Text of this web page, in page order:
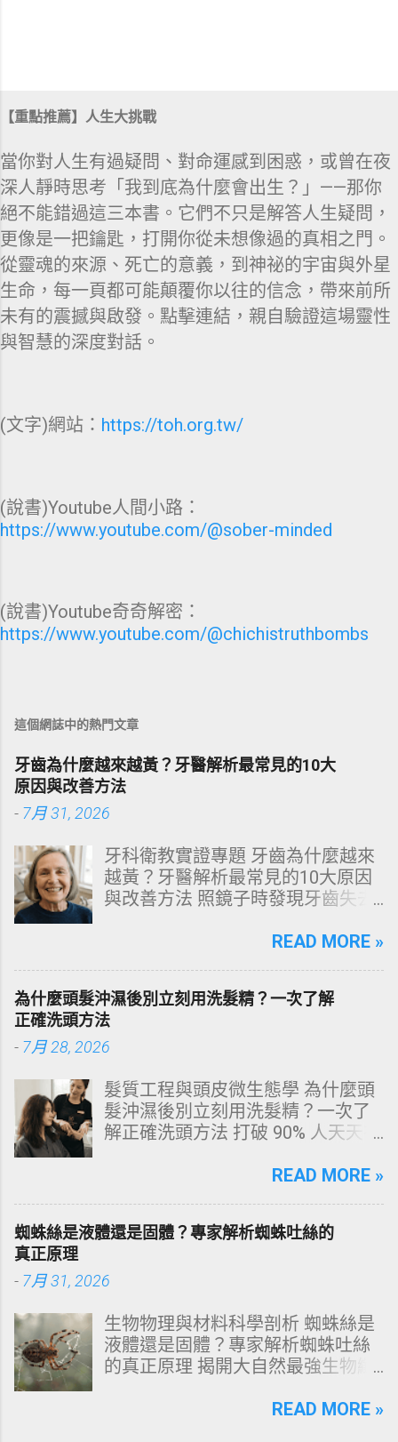
【重點推薦】人生大挑戰
當你對人生有過疑問、對命運感到困惑，或曾在夜
深人靜時思考「我到底為什麼會出生？」——那你
絕不能錯過這三本書。它們不只是解答人生疑問，
更像是一把鑰匙，打開你從未想像過的真相之門。
從靈魂的來源、死亡的意義，到神祕的宇宙與外星
生命，每一頁都可能顛覆你以往的信念，帶來前所
未有的震撼與啟發。點擊連結，親自驗證這場靈性
與智慧的深度對話。
(文字)網站： https://toh.org.tw/
(說書)Youtube人間小路：
https://www.youtube.com/@sober-minded
(說書)Youtube奇奇解密：
https://www.youtube.com/@chichistruthbombs
這個網誌中的熱門文章
牙齒為什麼越來越黃？牙醫解析最常見的10大
原因與改善方法
- 7月 31, 2026
牙科衛教實證專題 牙齒為什麼越來
越黃？牙醫解析最常見的10大原因
與改善方法 照鏡子時發現牙齒失去
文由專業牙科思維出發，深度剖析
源性染色成因，並提供精準有效的
改善與美白對策。 📋 文章快速導覽
目錄 一、 牙齒顏色的生物學本質：
琺瑯質與象牙質 二、 牙齒變黃的10
源性變色的自我檢視 四、 5大專業
牙醫美白療程評估與比較 五、 避坑
指南：破除3大網路美白偏方迷思
理策略 一、 牙齒顏色的生物學本
何泛黃，首先必須釐清牙齒的硬組
織構造。牙齒最外層是由高度鈣化
（Enamel，又稱牙釉質） ，而包裹
質（Dentin，又稱牙本質） 。 💡 生
理學核心觀念 健康自然的牙齒本來
就不是純白色。琺瑯質越半透明，
出來。當琺瑯質因磨損變薄、或是
READ MORE »
為什麼頭髮沖濕後別立刻用洗髮精？一次了解
正確洗頭方法
- 7月 28, 2026
髮質工程與頭皮微生態學 為什麼頭
髮沖濕後別立刻用洗髮精？一次了
解正確洗頭方法 打破 90% 人天天在
構化思維，拆解頭皮清潔的物理與
康髮質。 💡 理性思維考題：你是否
天天洗頭，頭皮卻依然半天就出
數人的頭皮問題，並不是洗髮精買
了」。當你蓮蓬頭剛淋濕頭髮，下
一秒就把濃縮洗髮精直接抹在頭皮
上時，你已經親手觸發了一連串破
過嚴密的邏輯分析，為你解構正確
READ MORE »
蜘蛛絲是液體還是固體？專家解析蜘蛛吐絲的
真正原理
- 7月 31, 2026
生物物理與材料科學剖析 蜘蛛絲是
液體還是固體？專家解析蜘蛛吐絲
的真正原理 揭開大自然最強生物纖
態蛋白質，到拉伸瞬間轉化為超抗
READ MORE »